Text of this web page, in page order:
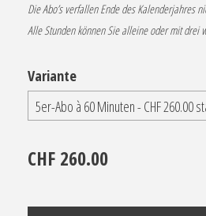
Die Abo’s verfallen Ende des Kalenderjahres
Alle Stunden können Sie alleine oder mit drei
Variante
CHF 260.00